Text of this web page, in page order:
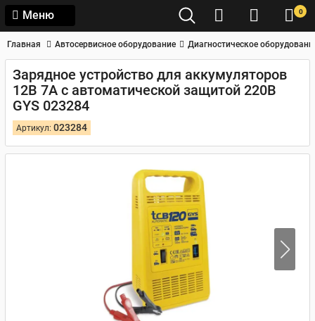
Меню 0
Главная Автосервисное оборудование Диагностическое
Зарядное устройство для аккумуляторов
12В 7А с автоматической защитой 220В
GYS 023284
Артикул: 023284